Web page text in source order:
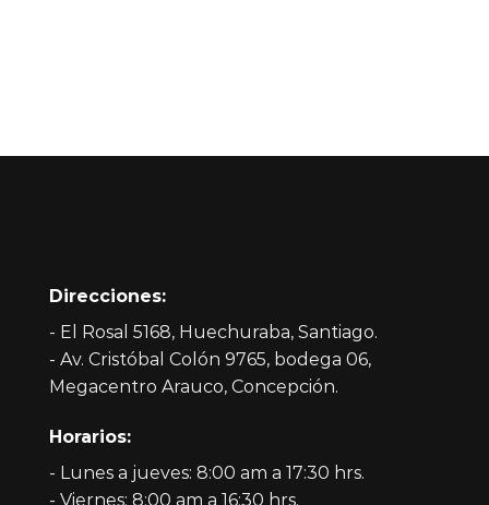
Direcciones:
- El Rosal 5168, Huechuraba, Santiago.
- Av. Cristóbal Colón 9765, bodega 06,
Megacentro Arauco, Concepción.
Horarios:
- Lunes a jueves: 8:00 am a 17:30 hrs.
- Viernes: 8:00 am a 16:30 hrs.